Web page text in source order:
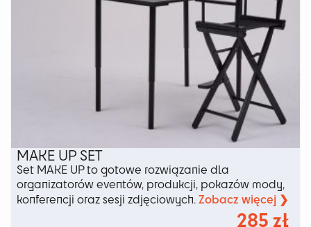
MAKE UP SET
Set MAKE UP to gotowe rozwiązanie dla
organizatorów eventów, produkcji, pokazów mody,
konferencji oraz sesji zdjęciowych.Zobacz więcej ❯
285zł